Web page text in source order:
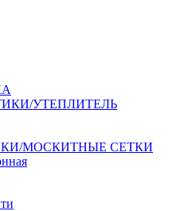
УТЕПЛИТЕЛЬ
МОСКИТНЫЕ СЕТКИ